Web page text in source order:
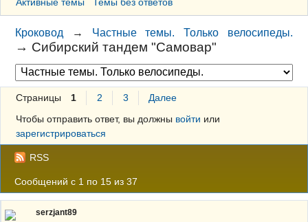
Архив
ГАЛЕРЕЯ
Правила
Поиск
Регистрация
Вход
Кроковод → Частные темы. Только велосипеды.
→ Сибирский тандем "Самовар"
Страницы 1 2 3
Далее
Чтобы отправить ответ, вы должны войти или
зарегистрироваться
RSS
Сообщений с 1 по 15 из 37
serzjant89